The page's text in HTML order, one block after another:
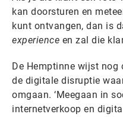
kan doorsturen en
kunt ontvangen, dan is
experience en zal die
De Hemptinne wijst nog
de digitale disruptie
omgaan. ‘Meegaan in
internetverkoop en